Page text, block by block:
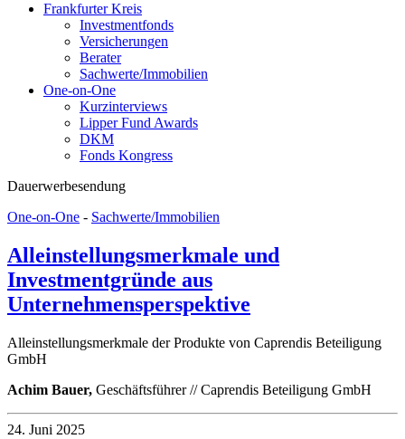
Frankfurter Kreis
Investmentfonds
Versicherungen
Berater
Sachwerte/Immobilien
One-on-One
Kurzinterviews
Lipper Fund Awards
DKM
Fonds Kongress
Dauerwerbesendung
One-on-One - Sachwerte/Immobilien
Alleinstellungsmerkmale und
Investmentgründe aus
Unternehmensperspektive
Alleinstellungsmerkmale der Produkte von Caprendis Beteiligung
GmbH
Achim Bauer, Geschäftsführer // Caprendis Beteiligung GmbH
24. Juni 2025